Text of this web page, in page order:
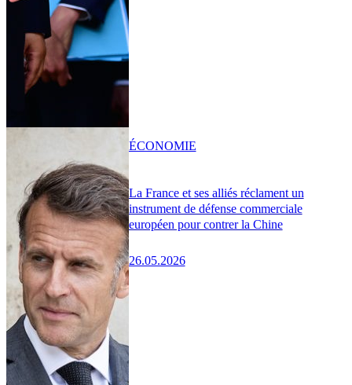
La France et ses alliés réclament un
instrument de défense commerciale
européen pour contrer la Chine
26.05.2026
ÉCONOMIE